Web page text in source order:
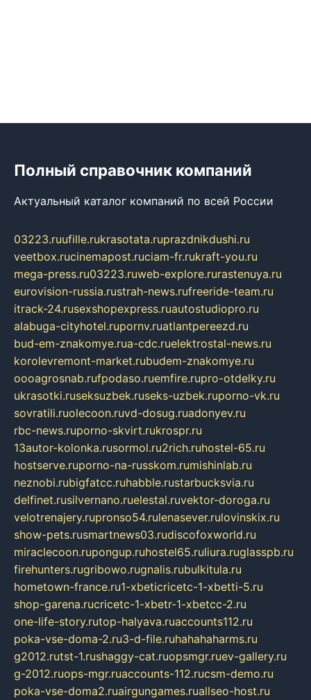
Полный справочник компаний
Актуальный каталог компаний по всей России
03223.ruufille.rukrasotata.ruprazdnikdushi.ru
veetbox.rucinemapost.ruciam-fr.rukraft-you.ru
mega-press.ru03223.ruweb-explore.rurastenuya.ru
eurovision-russia.rustrah-news.rufreeride-team.ru
itrack-24.rusexshopexpress.ruautostudiopro.ru
alabuga-cityhotel.rupornv.ruatlantpereezd.ru
bud-em-znakomye.rua-cdc.ruelektrostal-news.ru
korolevremont-market.rubudem-znakomye.ru
oooagrosnab.rufpodaso.ruemfire.rupro-otdelky.ru
ukrasotki.ruseksuzbek.ruseks-uzbek.ruporno-vk.ru
sovratili.ruolecoon.ruvd-dosug.ruadonyev.ru
rbc-news.ruporno-skvirt.rukrospr.ru
13autor-kolonka.rusormol.ru2rich.ruhostel-65.ru
hostserve.ruporno-na-russkom.rumishinlab.ru
neznobi.rubigfatcc.ruhabble.rustarbucksvia.ru
delfinet.rusilvernano.ruelestal.ruvektor-doroga.ru
velotrenajery.rupronso54.rulenasever.rulovinskix.ru
show-pets.rusmartnews03.rudiscofoxworld.ru
miraclecoon.rupongup.ruhostel65.ruliura.ruglasspb.ru
firehunters.rugribowo.rugnalis.rubulkitula.ru
hometown-france.ru1-xbeticricetc-1-xbetti-5.ru
shop-garena.rucricetc-1-xbetr-1-xbetcc-2.ru
one-life-story.rutop-halyava.ruaccounts112.ru
poka-vse-doma-2.ru3-d-file.ruhahahaharms.ru
g2012.rutst-1.rushaggy-cat.ruopsmgr.ruev-gallery.ru
g-2012.ruops-mgr.ruaccounts-112.rucsm-demo.ru
poka-vse-doma2.ruairgungames.ruallseo-host.ru